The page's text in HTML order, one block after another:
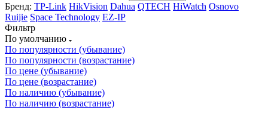
Бренд: TP-Link HikVision Dahua QTECH HiWatch Osnovo
Ruijie Space Technology EZ-IP
Фильтр
По умолчанию
По популярности (убывание)
По популярности (возрастание)
По цене (убывание)
По цене (возрастание)
По наличию (убывание)
По наличию (возрастание)